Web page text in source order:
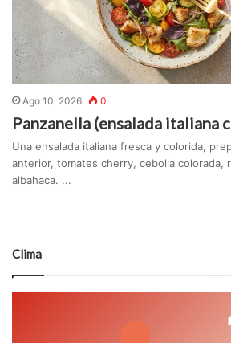
Ago 10, 2026 0
Panzanella (ensalada italiana
Una ensalada italiana fresca y colorida,
anterior, tomates cherry, cebolla colorada,
albahaca. ...
Clima